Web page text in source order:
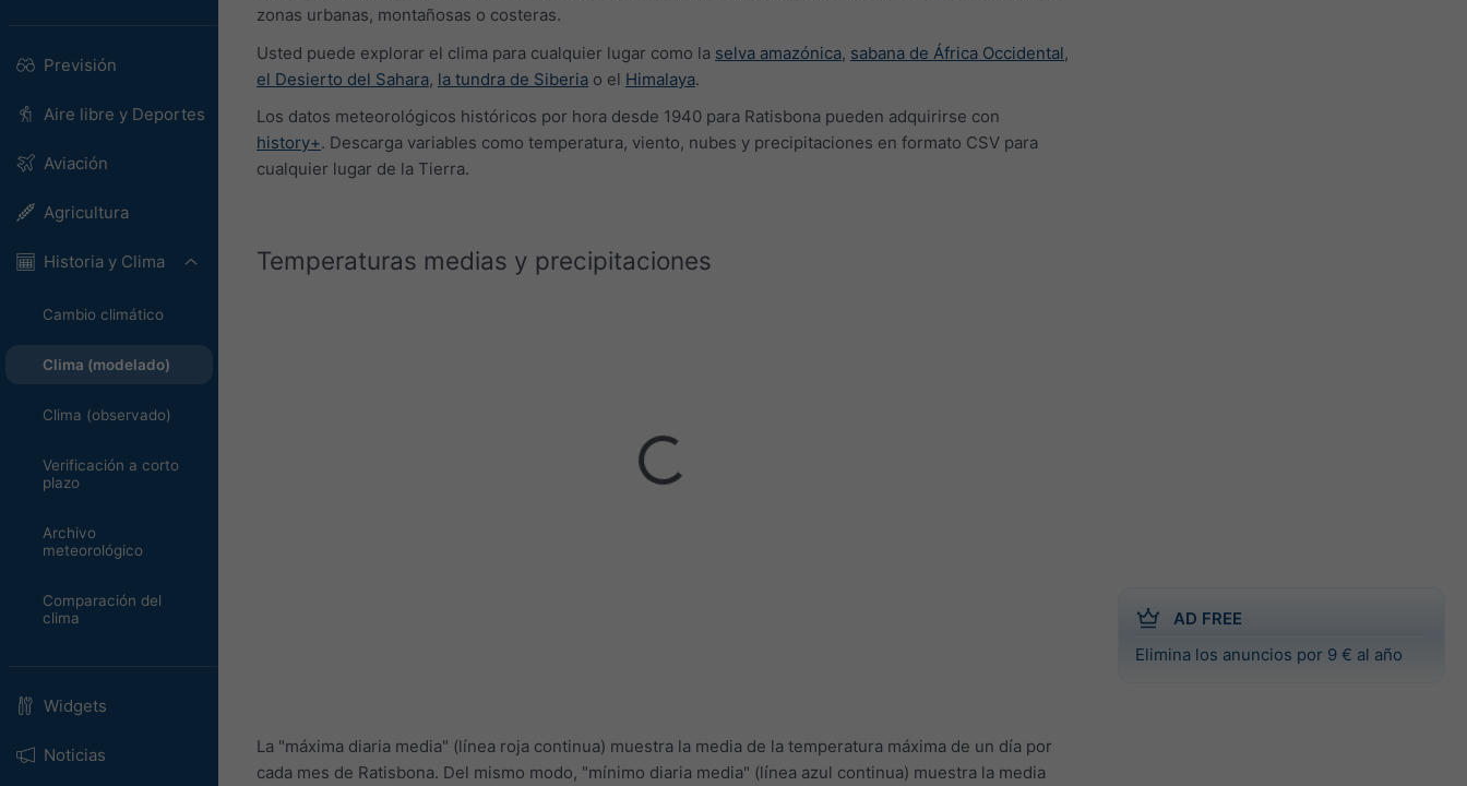
Previsión
Aire libre y Deportes
Aviación
Agricultura
Historia y Clima
Cambio climático
Clima (modelado)
Clima (observado)
Verificación a corto
plazo
Archivo
meteorológico
Comparación del
clima
Widgets
Noticias
AD FREE
Elimina los anuncios por 9 € al año
zonas urbanas, montañosas o costeras.
Usted puede explorar el clima para cualquier lugar como la selva amazónica, sabana de África Occidental,
el Desierto del Sahara, la tundra de Siberia o el Himalaya.
Los datos meteorológicos históricos por hora desde 1940 para Ratisbona pueden adquirirse con
history+. Descarga variables como temperatura, viento, nubes y precipitaciones en formato CSV para
cualquier lugar de la Tierra.
Temperaturas medias y precipitaciones
La "máxima diaria media" (línea roja continua) muestra la media de la temperatura máxima de un día por
cada mes de Ratisbona. Del mismo modo, "mínimo diaria media" (línea azul continua) muestra la media